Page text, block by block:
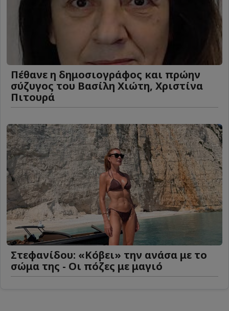
Πέθανε η δημοσιογράφος και πρώην
σύζυγος του Βασίλη Χιώτη, Χριστίνα
Πιτουρά
Στεφανίδου: «Κόβει» την ανάσα με το
σώμα της - Οι πόζες με μαγιό